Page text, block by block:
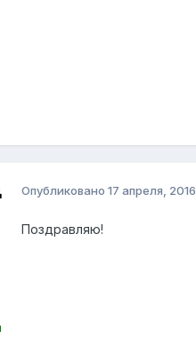
Опубликовано 17 апреля, 2016
Поздравляю!